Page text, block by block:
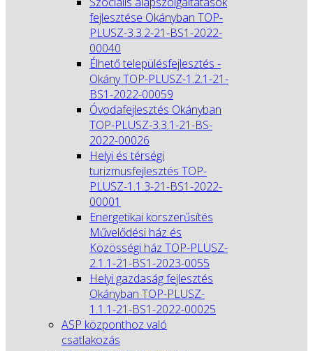
fejlesztése Okányban TOP-
PLUSZ-3.3.2-21-BS1-2022-
00040
Élhető településfejlesztés -
Okány TOP-PLUSZ-1.2.1-21-
BS1-2022-00059
Óvodafejlesztés Okányban
TOP-PLUSZ-3.3.1-21-BS-
2022-00026
Helyi és térségi
turizmusfejlesztés TOP-
PLUSZ-1.1.3-21-BS1-2022-
00001
Energetikai korszerűsítés
Művelődési ház és
Közösségi ház TOP-PLUSZ-
2.1.1-21-BS1-2023-0055
Helyi gazdaság fejlesztés
Okányban TOP-PLUSZ-
1.1.1-21-BS1-2022-00025
ASP központhoz való
csatlakozás